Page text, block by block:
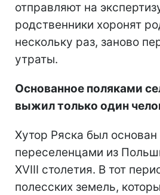
отправляют на
родственники хоронят
нескольку раз, заново
утраты.
Основанное поляками
выжил только один
Хутор Ряска был
переселенцами из
XVIII столетия. В тот
полесских земель,